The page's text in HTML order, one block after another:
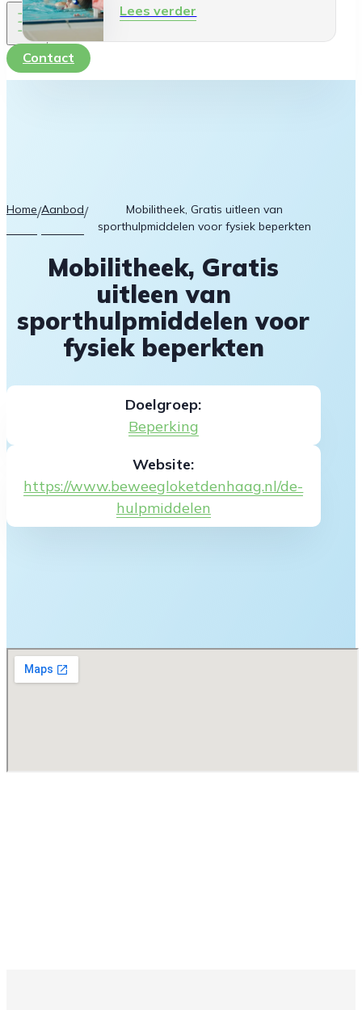
Lees verder
Contact
Home/Aanbod/
Mobilitheek, Gratis uitleen van
sporthulpmiddelen voor fysiek beperkten
Mobilitheek, Gratis
uitleen van
sporthulpmiddelen voor
fysiek beperkten
Doelgroep:
Beperking
Website:
https://www.beweegloketdenhaag.nl/de-
hulpmiddelen